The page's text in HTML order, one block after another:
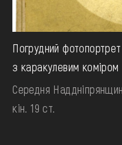
Погрудний
з каракулевим коміром
Середня
кін. 19 ст.